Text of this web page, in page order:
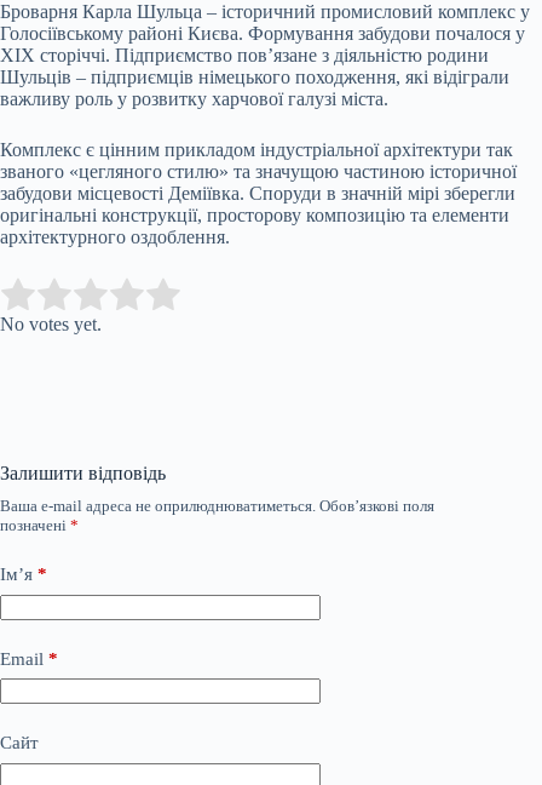
Броварня Карла Шульца – історичний промисловий комплекс у
Голосіївському районі Києва. Формування забудови почалося у
ХІХ сторіччі. Підприємство пов’язане з діяльністю родини
Шульців – підприємців німецького походження, які відіграли
важливу роль у розвитку харчової галузі міста.
Комплекс є цінним прикладом індустріальної архітектури так
званого «цегляного стилю» та значущою частиною історичної
забудови місцевості Деміївка. Споруди в значній мірі зберегли
оригінальні конструкції, просторову композицію та елементи
архітектурного оздоблення.
Rate this item:
No votes yet.
Залишити відповідь
Ваша e-mail адреса не оприлюднюватиметься. Обов’язкові поля
позначені *
Ім’я *
Email *
Сайт